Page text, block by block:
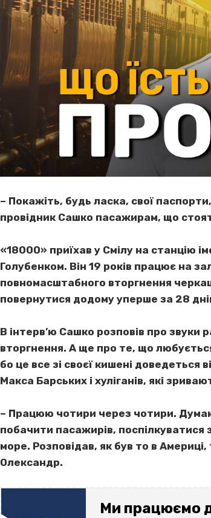
– Покажіть, будь ласка, свої
провідник Сашко пасажирам, що
«18000» приїхав у Смілу на станцію
Голубенком. Він 19 років працює на
повномасштабного вторгнення
повернутися додому уперше за 28
В інтерв’ю Сашко розповів про звуки
вторгнення. А ще про те, що
бо це все зі своєї кишені доведеться
Макса Барських і хуліганів, які
– Працюю чотири через чотири.
побачити пасажирів, поспілкуватися
море. Розповідав, як був то в
Олександр.
Ми працюємо